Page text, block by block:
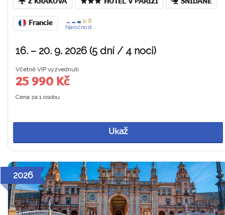
Z KRAKOVA HOTEL V PAŘÍŽI SNÍDANĚ
Francie
Náročnost
16. – 20. 9. 2026 (5 dní / 4 noci)
Včetně VIP vyzvednutí
25 990 Kč
Cena za 1 osobu
Ukaž
2026